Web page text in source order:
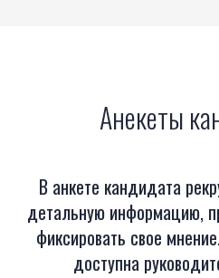
Анекеты
В анкете кандидата
детальную информацию,
фиксировать свое
доступна